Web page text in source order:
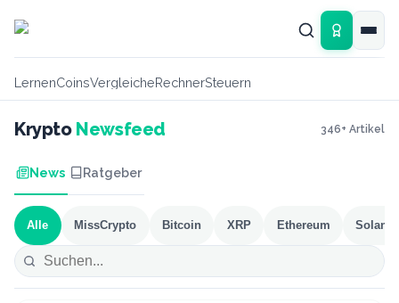
LernenCoinsVergleicheRechnerSteuern
Krypto Newsfeed 346+ Artikel
News Ratgeber
Alle MissCrypto Bitcoin XRP Ethereum Solana